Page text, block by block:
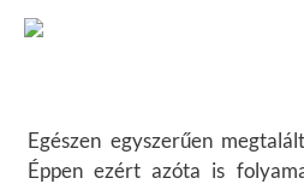
Egészen egyszerűen
Éppen ezért azóta is